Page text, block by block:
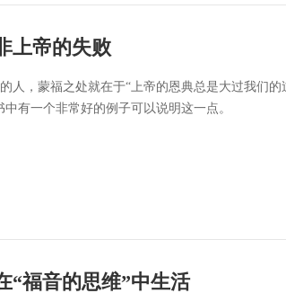
上帝的失败
人，蒙福之处就在于“上帝的恩典总是大过我们
有一个非常好的例子可以说明这一点。
“福音的思维”中生活